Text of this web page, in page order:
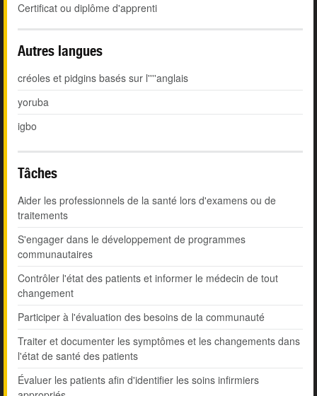
Certificat ou diplôme d'apprenti
Autres langues
créoles et pidgins basés sur l''''anglais
yoruba
igbo
Tâches
Aider les professionnels de la santé lors d'examens ou de
traitements
S'engager dans le développement de programmes
communautaires
Contrôler l'état des patients et informer le médecin de tout
changement
Participer à l'évaluation des besoins de la communauté
Traiter et documenter les symptômes et les changements dans
l'état de santé des patients
Évaluer les patients afin d'identifier les soins infirmiers